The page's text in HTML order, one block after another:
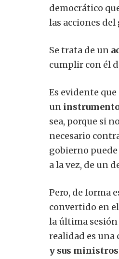
democrático
las acciones
Se trata de un
cumplir con él
Es evidente
un
sea, porque si
necesario
gobierno
a la vez, de un
Pero, de forma
convertido en
la última sesión
realidad es una
y sus ministros